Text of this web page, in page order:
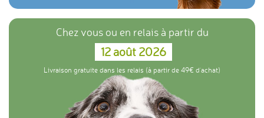
Chez vous ou en relais à partir du
12 août 2026
Livraison gratuite dans les relais (à partir de 49€ d'achat)